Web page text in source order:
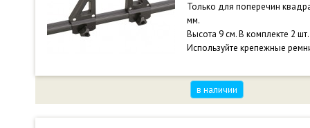
Только для поперечин
мм.
Высота 9 см. В комплекте 2 шт.
Используйте крепежные
в наличии